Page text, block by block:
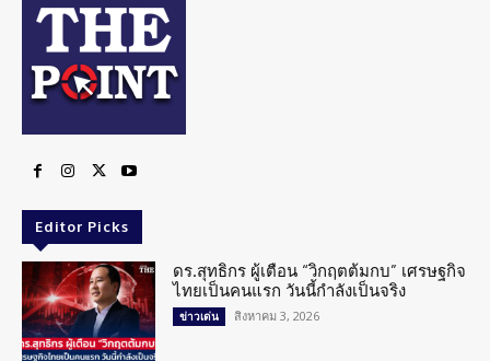
Editor Picks
ดร.สุทธิกร ผู้เตือน “วิกฤตต้มกบ” เศรษฐกิจ
ไทยเป็นคนแรก วันนี้กำลังเป็นจริง
ข่าวเด่น สิงหาคม 3, 2026